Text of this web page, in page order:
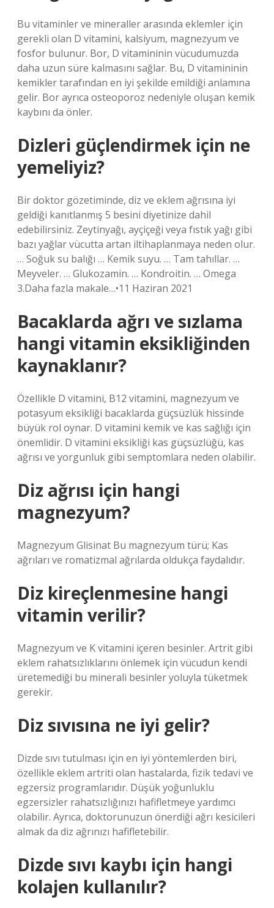
Bu vitaminler ve mineraller arasında eklemler için
gerekli olan D vitamini, kalsiyum, magnezyum ve
fosfor bulunur. Bor, D vitamininin vücudumuzda
daha uzun süre kalmasını sağlar. Bu, D vitamininin
kemikler tarafından en iyi şekilde emildiği anlamına
gelir. Bor ayrıca osteoporoz nedeniyle oluşan kemik
kaybını da önler.
Dizleri güçlendirmek için ne
yemeliyiz?
Bir doktor gözetiminde, diz ve eklem ağrısına iyi
geldiği kanıtlanmış 5 besini diyetinize dahil
edebilirsiniz. Zeytinyağı, ayçiçeği veya fıstık yağı gibi
bazı yağlar vücutta artan iltihaplanmaya neden olur.
… Soğuk su balığı … Kemik suyu. … Tam tahıllar. …
Meyveler. … Glukozamin. … Kondroitin. … Omega
3.Daha fazla makale…•11 Haziran 2021
Bacaklarda ağrı ve sızlama
hangi vitamin eksikliğinden
kaynaklanır?
Özellikle D vitamini, B12 vitamini, magnezyum ve
potasyum eksikliği bacaklarda güçsüzlük hissinde
büyük rol oynar. D vitamini kemik ve kas sağlığı için
önemlidir. D vitamini eksikliği kas güçsüzlüğü, kas
ağrısı ve yorgunluk gibi semptomlara neden olabilir.
Diz ağrısı için hangi
magnezyum?
Magnezyum Glisinat Bu magnezyum türü; Kas
ağrıları ve romatizmal ağrılarda oldukça faydalıdır.
Diz kireçlenmesine hangi
vitamin verilir?
Magnezyum ve K vitamini içeren besinler. Artrit gibi
eklem rahatsızlıklarını önlemek için vücudun kendi
üretemediği bu minerali besinler yoluyla tüketmek
gerekir.
Diz sıvısına ne iyi gelir?
Dizde sıvı tutulması için en iyi yöntemlerden biri,
özellikle eklem artriti olan hastalarda, fizik tedavi ve
egzersiz programlarıdır. Düşük yoğunluklu
egzersizler rahatsızlığınızı hafifletmeye yardımcı
olabilir. Ayrıca, doktorunuzun önerdiği ağrı kesicileri
almak da diz ağrınızı hafifletebilir.
Dizde sıvı kaybı için hangi
kolajen kullanılır?